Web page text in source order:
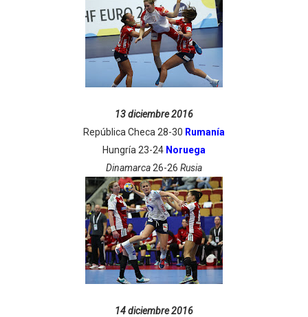
13 diciembre 2016
República Checa 28-30 Rumanía
Hungría 23-24 Noruega
Dinamarca26-26 Rusia
14 diciembre 2016